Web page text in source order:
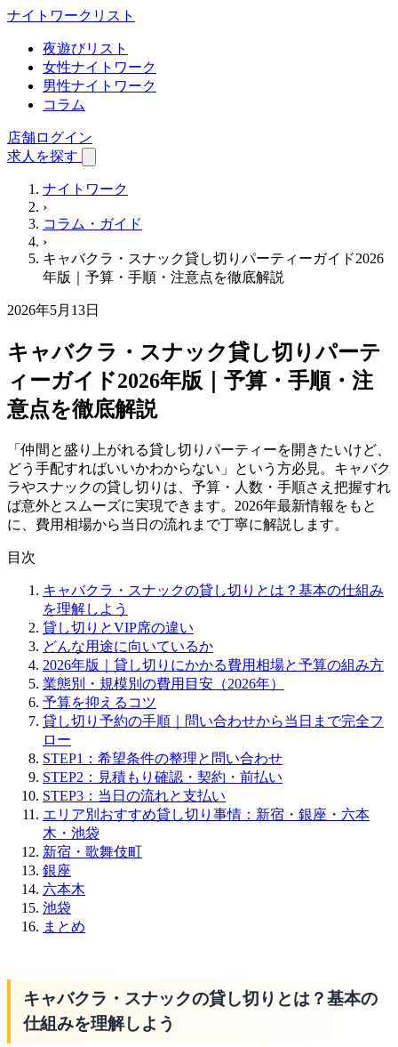
ナイトワーク リスト
夜遊びリスト
女性ナイトワーク
男性ナイトワーク
コラム
店舗ログイン
求人を探す
ナイトワーク
›
コラム・ガイド
›
キャバクラ・スナック貸し切りパーティーガイド2026
年版｜予算・手順・注意点を徹底解説
2026年5月13日
キャバクラ・スナック貸し切りパーテ
ィーガイド2026年版｜予算・手順・注
意点を徹底解説
「仲間と盛り上がれる貸し切りパーティーを開きたいけど、
どう手配すればいいかわからない」という方必見。キャバク
ラやスナックの貸し切りは、予算・人数・手順さえ把握すれ
ば意外とスムーズに実現できます。2026年最新情報をもと
に、費用相場から当日の流れまで丁寧に解説します。
目次
キャバクラ・スナックの貸し切りとは？基本の仕組み
を理解しよう
貸し切りとVIP席の違い
どんな用途に向いているか
2026年版｜貸し切りにかかる費用相場と予算の組み方
業態別・規模別の費用目安（2026年）
予算を抑えるコツ
貸し切り予約の手順｜問い合わせから当日まで完全フ
ロー
STEP1：希望条件の整理と問い合わせ
STEP2：見積もり確認・契約・前払い
STEP3：当日の流れと支払い
エリア別おすすめ貸し切り事情：新宿・銀座・六本
木・池袋
新宿・歌舞伎町
銀座
六本木
池袋
まとめ
キャバクラ・スナックの貸し切りとは？基本の
仕組みを理解しよう